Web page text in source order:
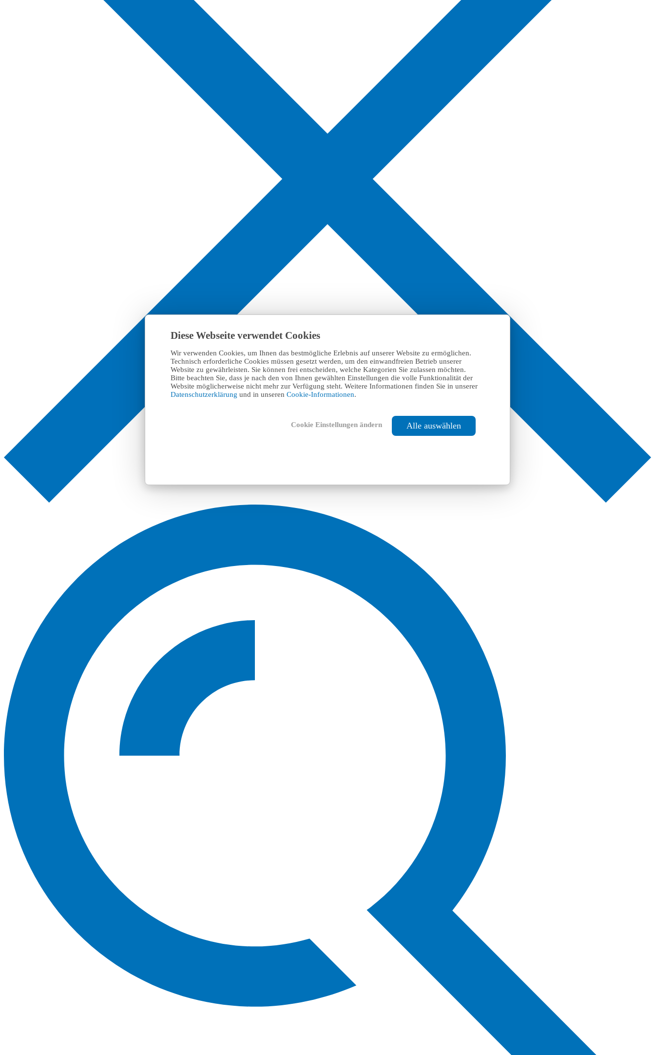
Diese Webseite verwendet Cookies
Wir verwenden Cookies, um Ihnen das bestmögliche Erlebnis auf unserer Website zu ermöglichen.
Technisch erforderliche Cookies müssen gesetzt werden, um den einwandfreien Betrieb unserer
Website zu gewährleisten. Sie können frei entscheiden, welche Kategorien Sie zulassen möchten.
Bitte beachten Sie, dass je nach den von Ihnen gewählten Einstellungen die volle Funktionalität der
Website möglicherweise nicht mehr zur Verfügung steht. Weitere Informationen finden Sie in unserer
Datenschutzerklärung und in unseren Cookie-Informationen.
Cookie Einstellungen ändern Alle auswählen